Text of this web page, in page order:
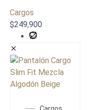
Cargos
$249,900
✕